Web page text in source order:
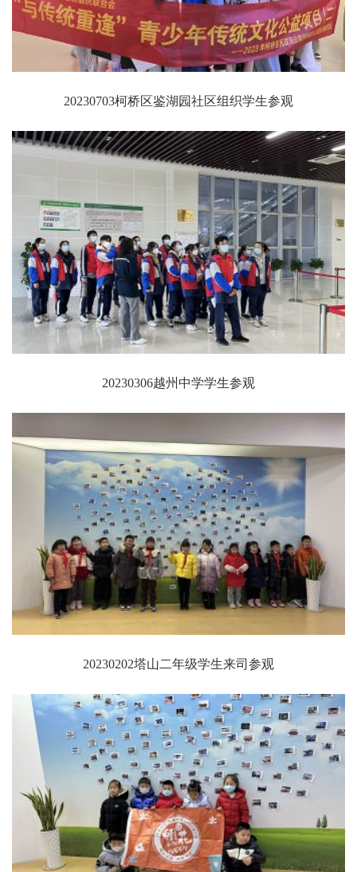
20230703柯桥区鉴湖园社区组织学生参观
20230306越州中学学生参观
20230202塔山二年级学生来司参观